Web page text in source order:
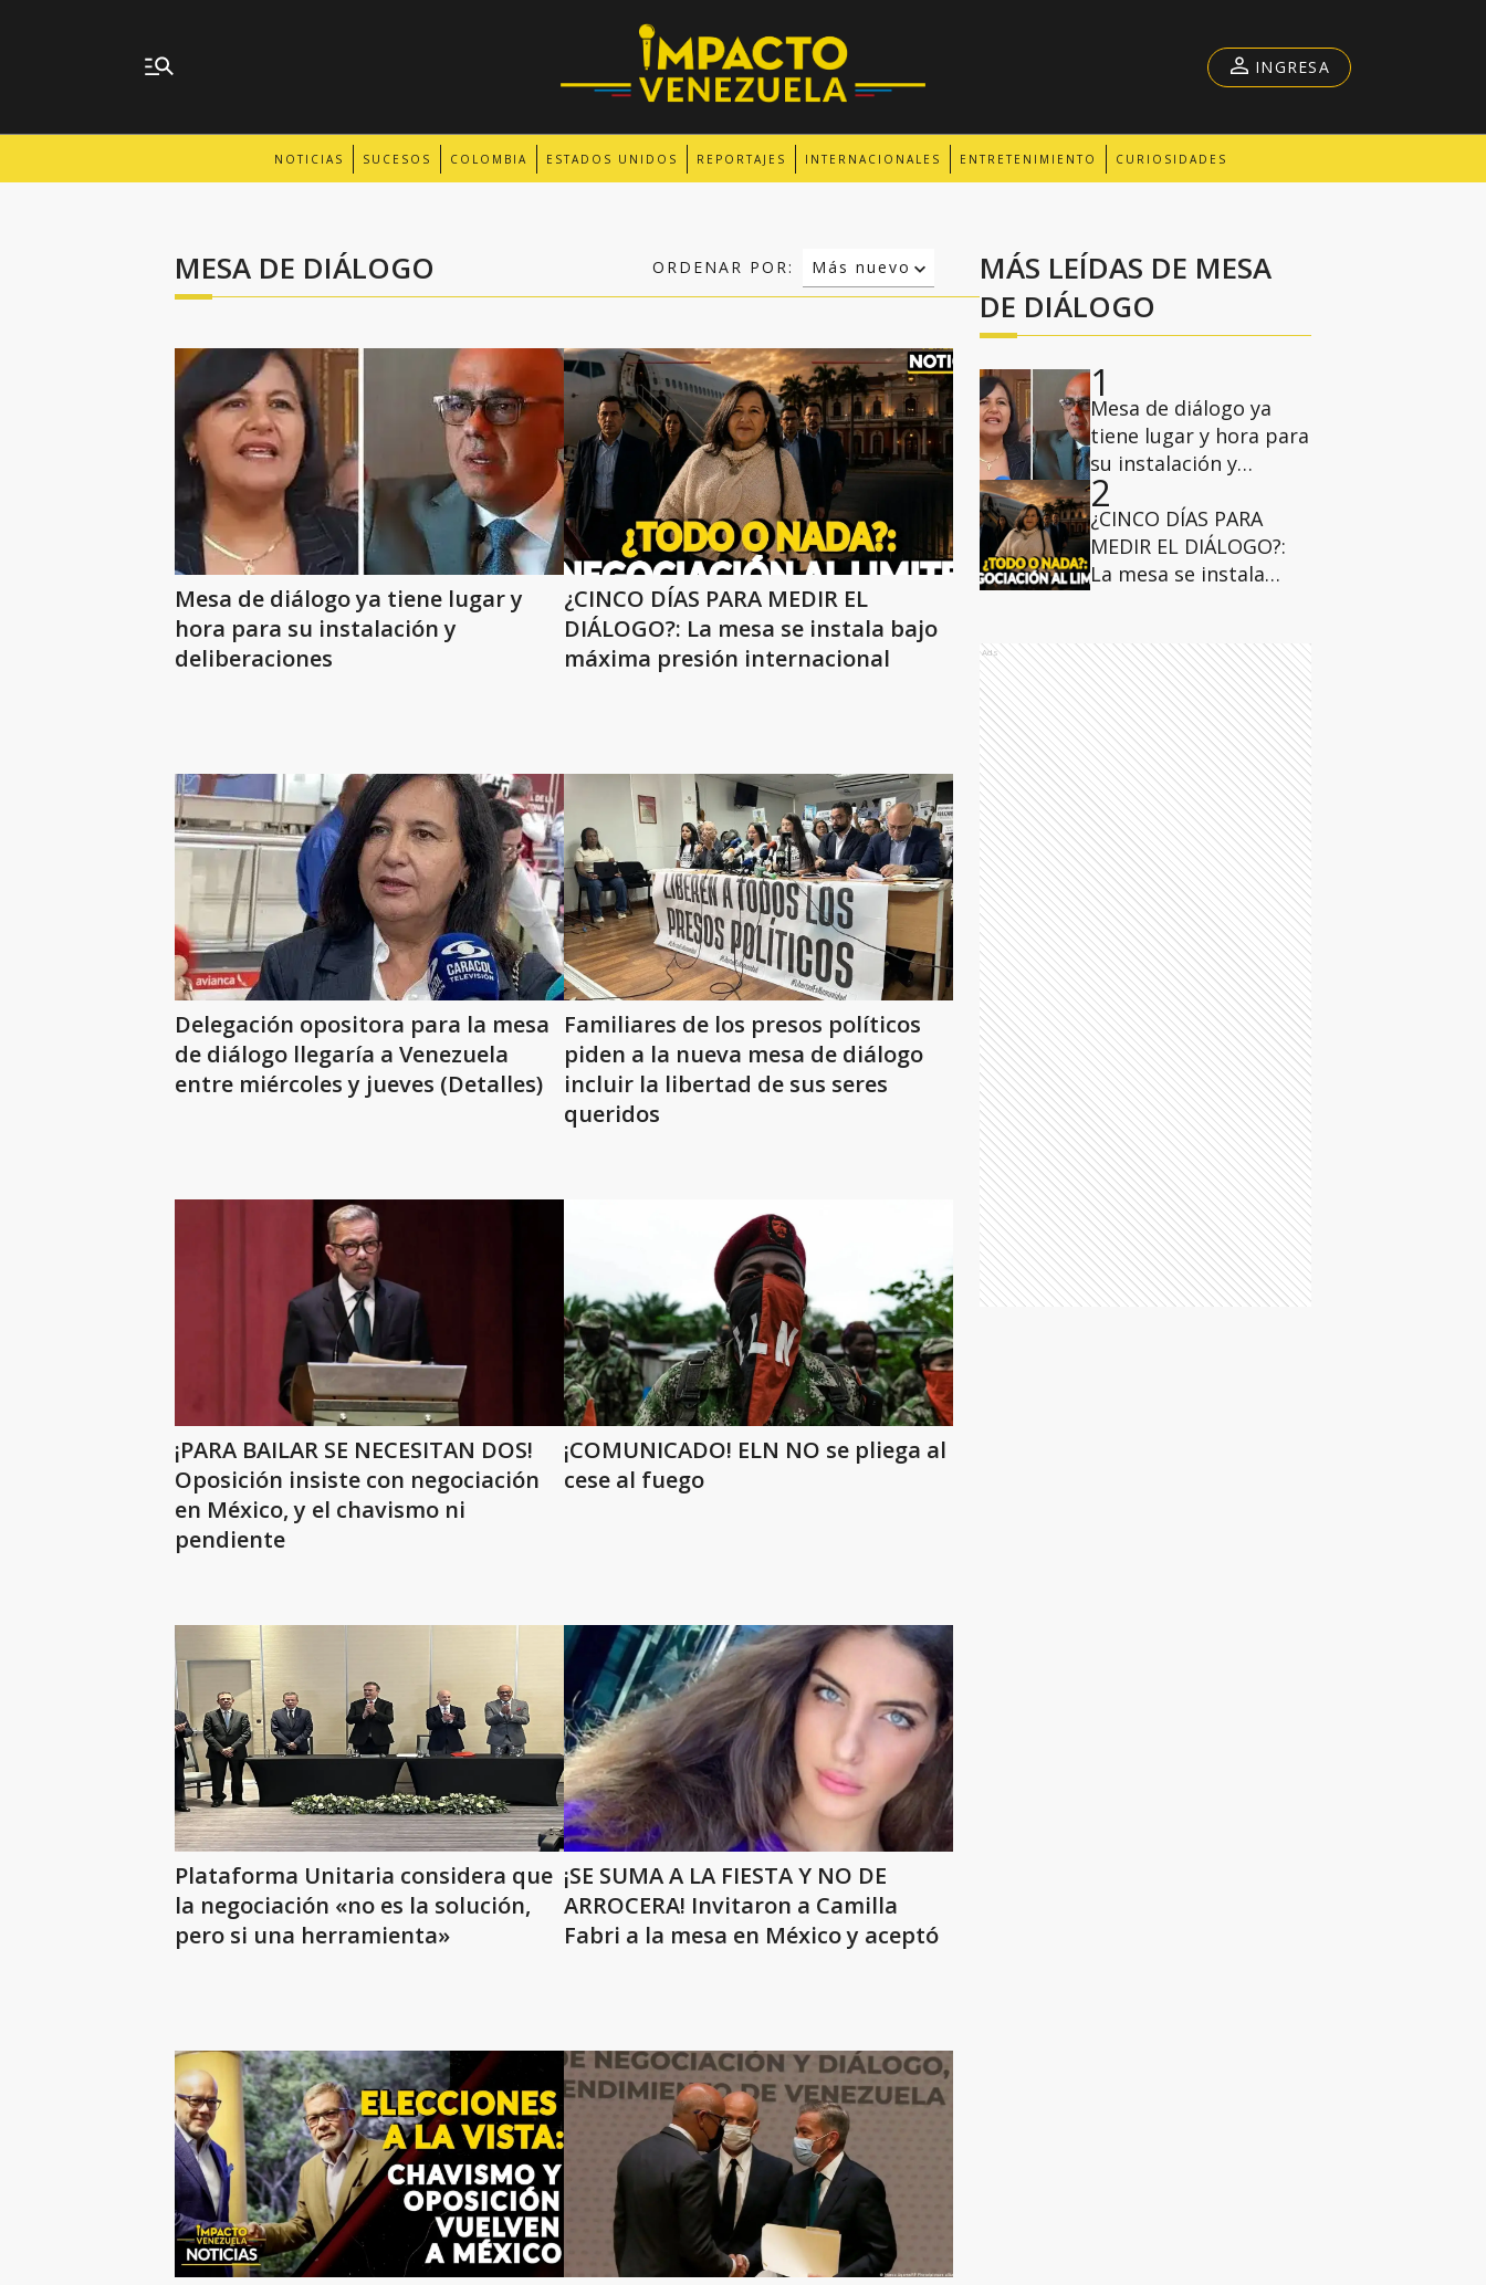
NOTICIAS SUCESOS COLOMBIA ESTADOS UNIDOS REPORTAJES INTERNACIONALES ENTRETENIMIENTO CURIOSIDADES
INGRESA
MESA DE DIÁLOGO ORDENAR POR:
Más nuevo
Relevancia
Mesa de diálogo ya tiene lugar y
hora para su instalación y
deliberaciones
¿CINCO DÍAS PARA MEDIR EL
DIÁLOGO?: La mesa se instala bajo
máxima presión internacional
Delegación opositora para la mesa
de diálogo llegaría a Venezuela
entre miércoles y jueves (Detalles)
Familiares de los presos políticos
piden a la nueva mesa de diálogo
incluir la libertad de sus seres
queridos
¡PARA BAILAR SE NECESITAN DOS!
Oposición insiste con negociación
en México, y el chavismo ni
pendiente
¡COMUNICADO! ELN NO se pliega al
cese al fuego
Plataforma Unitaria considera que
la negociación «no es la solución,
pero si una herramienta»
¡SE SUMA A LA FIESTA Y NO DE
ARROCERA! Invitaron a Camilla
Fabri a la mesa en México y aceptó
MÁS LEÍDAS DE MESA
DE DIÁLOGO
1
Mesa de diálogo ya
tiene lugar y hora para
su instalación y
deliberaciones
2
¿CINCO DÍAS PARA
MEDIR EL DIÁLOGO?:
La mesa se instala
Ads